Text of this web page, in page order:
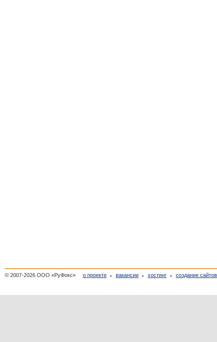
© 2007-2026 ООО «РуФокс» о проекте вакансии хостинг создание сайтов